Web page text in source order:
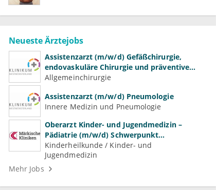
Neueste Ärztejobs
Assistenzarzt (m/w/d) Gefäßchirurgie,
endovaskuläre Chirurgie und präventive
Gefäßmedizin
Allgemeinchirurgie
Assistenzarzt (m/w/d) Pneumologie
Innere Medizin und Pneumologie
Oberarzt Kinder- und Jugendmedizin –
Pädiatrie (m/w/d) Schwerpunkt
Neonatologie
Kinderheilkunde / Kinder- und
Jugendmedizin
Mehr Jobs